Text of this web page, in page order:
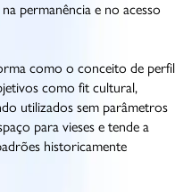
permanência e no acesso
como o conceito de perfil
como fit cultural,
utilizados sem parâmetros
para vieses e tende a
historicamente